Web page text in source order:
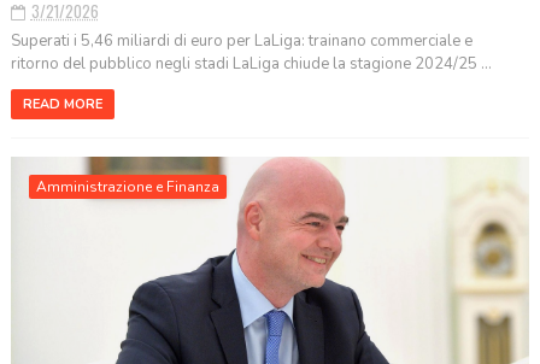
3/21/2026
Superati i 5,46 miliardi di euro per LaLiga: trainano commerciale e
ritorno del pubblico negli stadi LaLiga chiude la stagione 2024/25 ...
READ MORE
Amministrazione e Finanza